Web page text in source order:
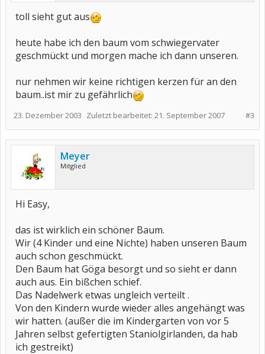
toll sieht gut aus
heute habe ich den baum vom schwiegervater
geschmückt und morgen mache ich dann unseren.
nur nehmen wir keine richtigen kerzen für an den
baum..ist mir zu gefährlich
#3
23. Dezember 2003 Zuletzt bearbeitet: 21. September 2007
Meyer
Mitglied
Hi Easy,
das ist wirklich ein schöner Baum.
Wir (4 Kinder und eine Nichte) haben unseren Baum
auch schon geschmückt.
Den Baum hat Göga besorgt und so sieht er dann
auch aus. Ein bißchen schief.
Das Nadelwerk etwas ungleich verteilt .
Von den Kindern wurde wieder alles angehängt was
wir hatten. (außer die im Kindergarten von vor 5
Jahren selbst gefertigten Staniolgirlanden, da hab
ich gestreikt)